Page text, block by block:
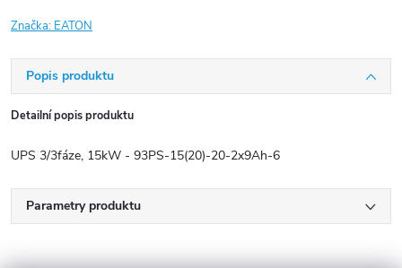
Značka: EATON
Popis produktu
Detailní popis produktu
UPS 3/3fáze, 15kW - 93PS-15(20)-20-2x9Ah-6
Parametry produktu